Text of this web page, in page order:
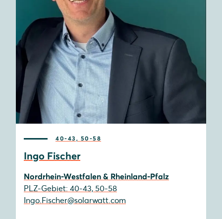
40-43, 50-58
Ingo Fischer
Nordrhein-Westfalen & Rheinland-Pfalz
PLZ-Gebiet: 40-43, 50-58
Ingo.Fischer@solarwatt.com